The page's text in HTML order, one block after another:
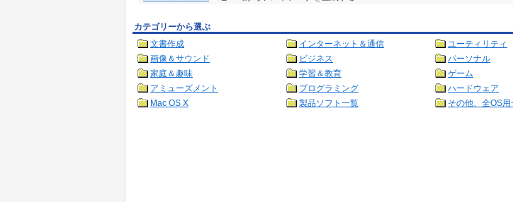
カテゴリーから選ぶ
文書作成
インターネット＆通信
ユーティリティ
画像＆サウンド
ビジネス
パーソナル
家庭＆趣味
学習＆教育
ゲーム
アミューズメント
プログラミング
ハードウェア
Mac OS X
製品ソフト一覧 その他、全OS用